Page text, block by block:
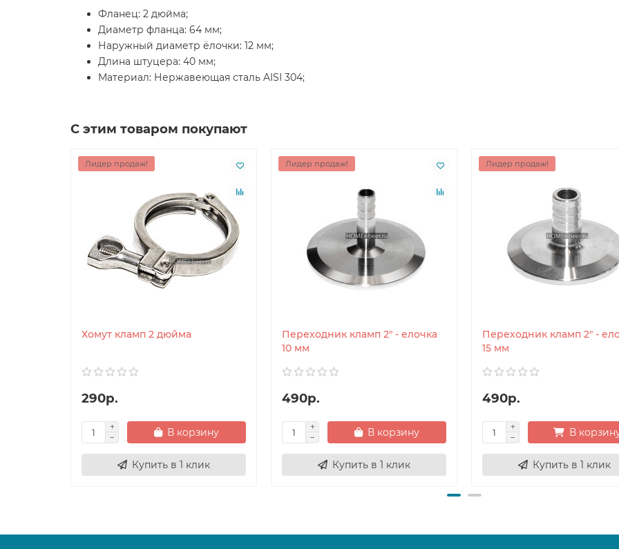
Фланец: 2 дюйма;
Диаметр фланца: 64 мм;
Наружный диаметр ёлочки: 12 мм;
Длина штуцера: 40 мм;
Материал: Нержавеющая сталь AISI 304;
С этим товаром покупают
Лидер продаж!
Хомут кламп 2 дюйма
290р.
В корзину
Купить в 1 клик
Лидер продаж!
Переходник кламп 2" - елочка
10 мм
490р.
В корзину
Купить в 1 клик
Лидер продаж!
Переходник кламп 2" -
15 мм
490р.
В
Купить в 1 клик